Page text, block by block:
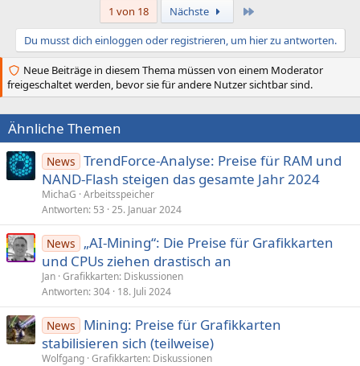
t
o
n
e
n
1 von 18 Nächste
Du musst dich einloggen oder registrieren, um hier zu antworten.
Neue Beiträge in diesem Thema müssen von einem Moderator
freigeschaltet werden, bevor sie für andere Nutzer sichtbar sind.
Ähnliche Themen
News TrendForce-Analyse: Preise für RAM und
NAND-Flash steigen das gesamte Jahr 2024
MichaG Arbeitsspeicher
Antworten 53 25. Januar 2024
News
„AI-Mining“: Die Preise für Grafikkarten
und CPUs ziehen drastisch an
Jan Grafikkarten: Diskussionen
Antworten 304 18. Juli 2024
News
Mining: Preise für Grafikkarten
stabilisieren sich (teilweise)
Wolfgang Grafikkarten: Diskussionen